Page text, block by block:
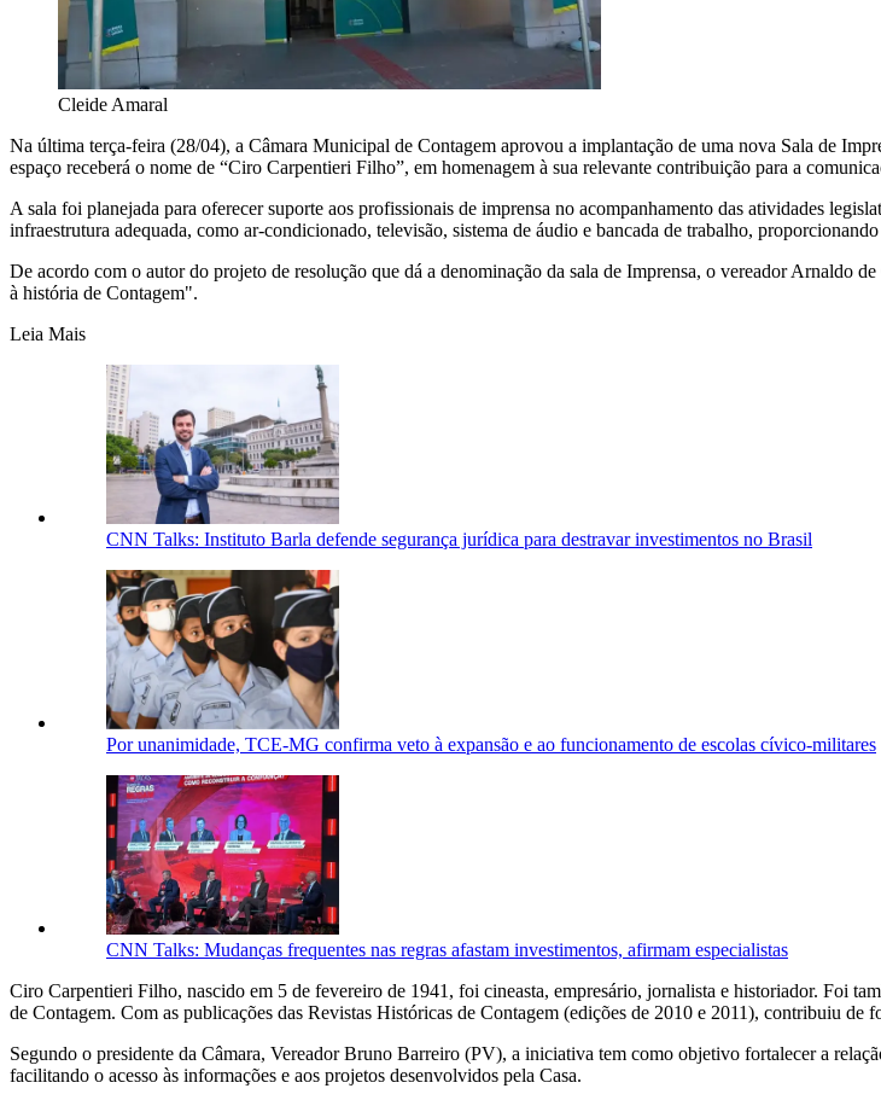
Cleide Amaral
Na última terça-feira (28/04), a Câmara Municipal de Contagem aprovou a implantação de uma nova Sala de
espaço receberá o nome de “Ciro Carpentieri Filho”, em homenagem à sua relevante contribuição para a
A sala foi planejada para oferecer suporte aos profissionais de imprensa no acompanhamento das atividades
infraestrutura adequada, como ar-condicionado, televisão, sistema de áudio e bancada de trabalho,
De acordo com o autor do projeto de resolução que dá a denominação da sala de Imprensa, o vereador Arnaldo
à história de Contagem".
Leia Mais
CNN Talks: Instituto Barla defende segurança jurídica para destravar investimentos no Brasil
Por unanimidade, TCE-MG confirma veto à expansão e ao funcionamento de escolas cívico-militares
CNN Talks: Mudanças frequentes nas regras afastam investimentos, afirmam especialistas
Ciro Carpentieri Filho, nascido em 5 de fevereiro de 1941, foi cineasta, empresário, jornalista e historiador. Foi
de Contagem. Com as publicações das Revistas Históricas de Contagem (edições de 2010 e 2011), contribuiu
Segundo o presidente da Câmara, Vereador Bruno Barreiro (PV), a iniciativa tem como objetivo fortalecer a
facilitando o acesso às informações e aos projetos desenvolvidos pela Casa.